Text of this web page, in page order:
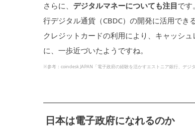
さらに、 デジタルマネーについても注目です
行デジタル通貨（CBDC）の開発に活用でき
クレジットカードの利用により、キャッシ
に、一歩近づいたようですね。
※参考：coindesk JAPAN「電子政府の経験を活かすエストニア銀行、デジ
日本は電子政府になれるのか